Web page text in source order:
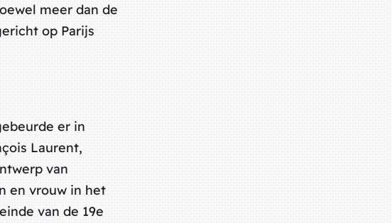
meer dan de
op Parijs
er in
Laurent,
van
en vrouw in het
van de 19e